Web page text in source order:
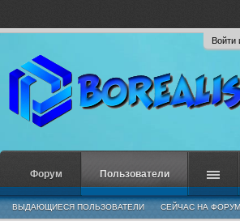
Войти
Форум Пользователи
ВЫДАЮЩИЕСЯ ПОЛЬЗОВАТЕЛИ СЕЙЧАС НА